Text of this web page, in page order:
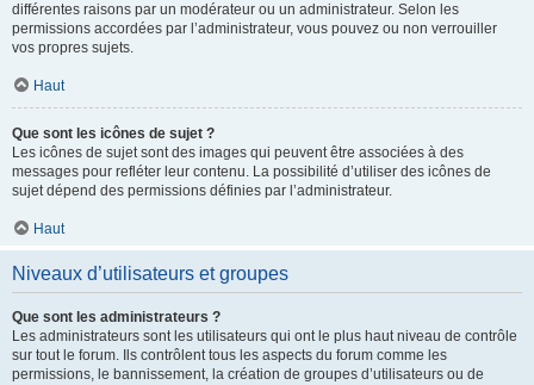
différentes raisons par un modérateur ou un administrateur. Selon les
permissions accordées par l’administrateur, vous pouvez ou non verrouiller
vos propres sujets.
Haut
Que sont les icônes de sujet ?
Les icônes de sujet sont des images qui peuvent être associées à des
messages pour refléter leur contenu. La possibilité d’utiliser des icônes de
sujet dépend des permissions définies par l’administrateur.
Haut
Niveaux d’utilisateurs et groupes
Que sont les administrateurs ?
Les administrateurs sont les utilisateurs qui ont le plus haut niveau de contrôle
sur tout le forum. Ils contrôlent tous les aspects du forum comme les
permissions, le bannissement, la création de groupes d’utilisateurs ou de